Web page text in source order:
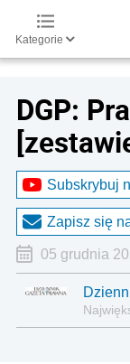
Kategorie
DGP:
Subskrybuj
Zapisz się
05 grudnia